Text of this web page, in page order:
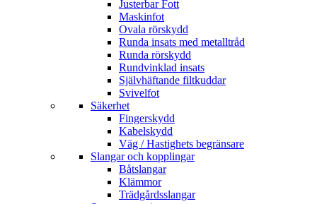
Justerbar Fott
Maskinfot
Ovala rörskydd
Runda insats med metalltråd
Runda rörskydd
Rundvinklad insats
Självhäftande filtkuddar
Svivelfot
Säkerhet
Fingerskydd
Kabelskydd
Väg / Hastighets begränsare
Slangar och kopplingar
Båtslangar
Klämmor
Trädgårdsslangar